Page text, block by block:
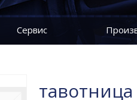
Сервис